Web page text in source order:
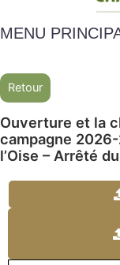
MENU
Retour
Ouverture et la
campagne
l’Oise – Arrêté